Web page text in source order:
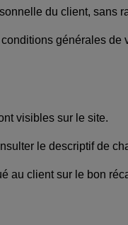
du client,
générales de
visibles sur le site.
le descriptif de
au client sur le bon